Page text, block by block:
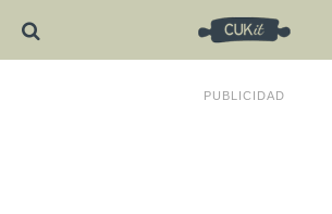
PUBLICIDAD